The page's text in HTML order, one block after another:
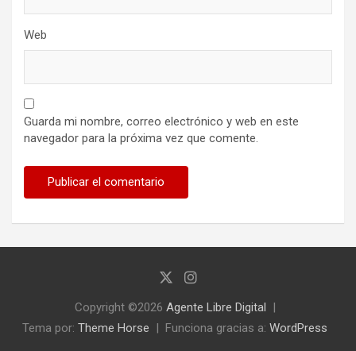
Web
Guarda mi nombre, correo electrónico y web en este
navegador para la próxima vez que comente.
Copyright ©2026 Agente Libre Digital
Tema por: Theme Horse Funciona gracias a: WordPress